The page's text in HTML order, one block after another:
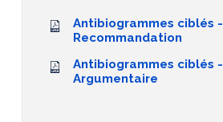
Antibiogrammes ciblés -
Recommandation
Antibiogrammes ciblés -
Argumentaire